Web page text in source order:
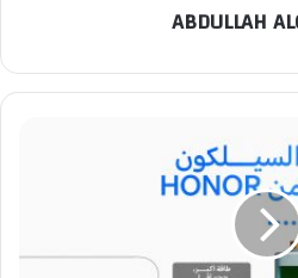
ABDULLAH